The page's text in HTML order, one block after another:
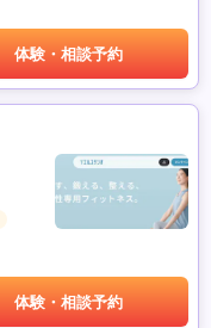
体験・相談予約
体験・相談予約